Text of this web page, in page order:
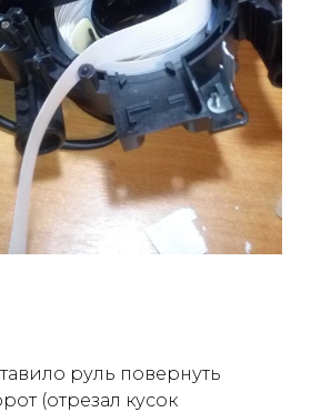
руль повернуть
(отрезал кусок